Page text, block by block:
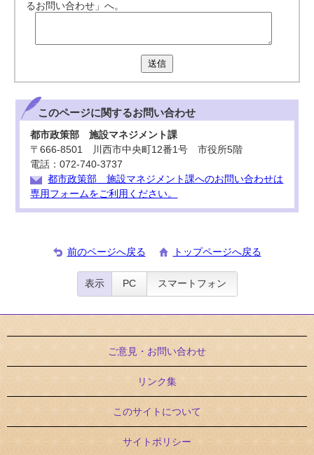
るお問い合わせ」へ。
送信
このページに関するお問い合わせ
都市政策部 施設マネジメント課
〒666-8501 川西市中央町12番1号 市役所5階
電話：072-740-3737
都市政策部 施設マネジメント課へのお問い合わせは
専用フォームをご利用ください。
前のページへ戻る トップページへ戻る
表示 PC スマートフォン
ご意見・お問い合わせ
リンク集
このサイトについて
サイトポリシー